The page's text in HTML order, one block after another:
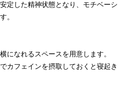
定した精神状態となり、モチベーシ
。
になれるスペースを用意します。
カフェインを摂取しておくと寝起き